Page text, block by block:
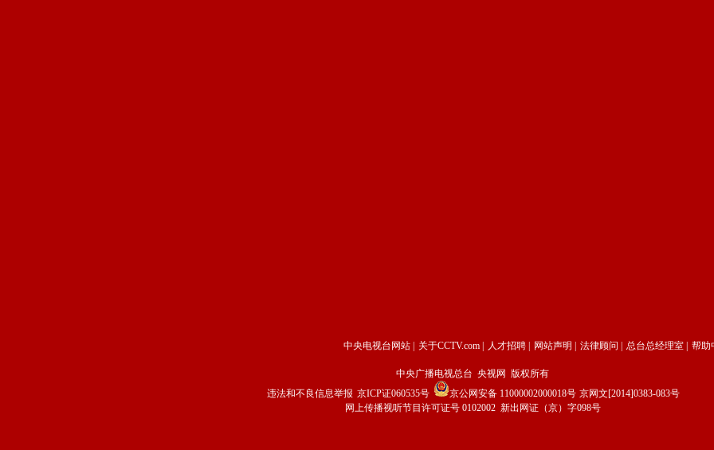
中央电视台网站 关于CCTV.com 人才招聘 网站声明 法律顾问 总台总经理室 帮助
中央广播电视总台 央视网 版权所有
违法和不良信息举报 京ICP证060535号 京公网安备 11000002000018号 京网文[2014]0383-083号
网上传播视听节目许可证号 0102002 新出网证（京）字098号